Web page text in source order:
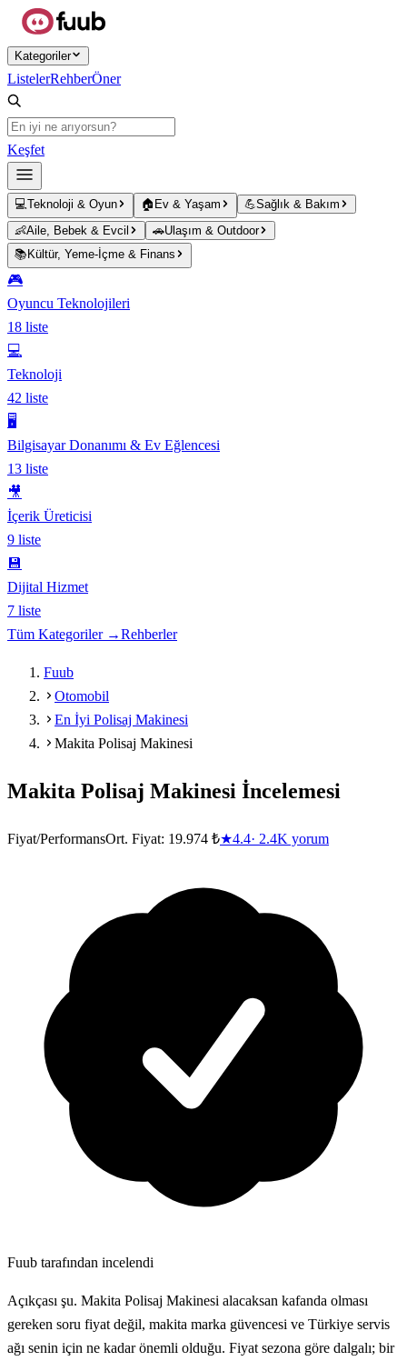
Ana içeriğe atla
Kategoriler
ListelerRehberÖner
Keşfet
💻Teknoloji & Oyun 🏠 Ev & Yaşam 💪Sağlık & Bakım
👶Aile, Bebek & Evcil 🚗Ulaşım & Outdoor
📚 Kültür, Yeme-İçme & Finans
🎮
Oyuncu Teknolojileri
18 liste
💻
Teknoloji
42 liste
🖥️
Bilgisayar Donanımı & Ev Eğlencesi
13 liste
🎥
İçerik Üreticisi
9 liste
💾
Dijital Hizmet
7 liste
Tüm Kategoriler →Rehberler
Fuub
Otomobil
En İyi Polisaj Makinesi
Makita Polisaj Makinesi
Makita Polisaj Makinesi İncelemesi
Fiyat/PerformansOrt. Fiyat: 19.974 ₺★4.4· 2.4K yorum
Fuub tarafından incelendi
Açıkçası şu. Makita Polisaj Makinesi alacaksan kafanda olması
gereken soru fiyat değil, makita marka güvencesi ve Türkiye servis
ağı senin için ne kadar önemli olduğu. Fiyat sezona göre dalgalı; bir